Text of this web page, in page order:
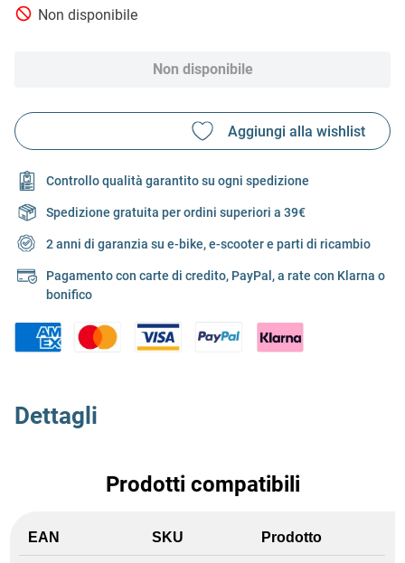
Non disponibile
Non disponibile
Controllo qualità garantito su ogni spedizione
Spedizione gratuita per ordini superiori a 39€
2 anni di garanzia su e-bike, e-scooter e parti di ricambio
Pagamento con carte di credito, PayPal, a rate con Klarna o
bonifico
Dettagli
Prodotti compatibili
EAN SKU Prodotto